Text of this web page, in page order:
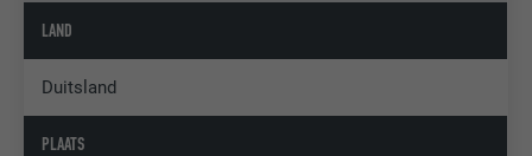
LAND
Duitsland
PLAATS